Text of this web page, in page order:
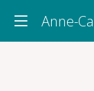
Anne-